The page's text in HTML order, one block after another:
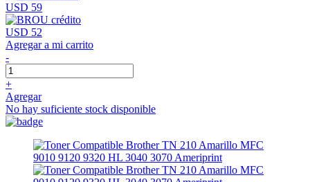
USD 59
USD 52
Agregar a mi carrito
-
+
Agregar
No hay suficiente stock disponible